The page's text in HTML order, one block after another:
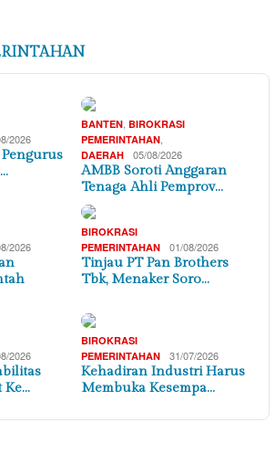
2026
BANTEN, BIROKRASI
PEMERINTAHAN,
DAERAH 05/08/2026
AMBB Soroti Anggaran
Tenaga Ahli Pemprov…
2026
BIROKRASI
PEMERINTAHAN
01/08/2026
Tinjau PT Pan Brothers
Tbk, Menaker Soro…
2026
Ke…
BIROKRASI
PEMERINTAHAN
31/07/2026
Kehadiran Industri Harus
Membuka Kesempa…